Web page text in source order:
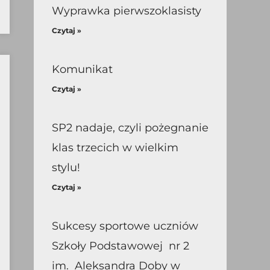
Wyprawka pierwszoklasisty
Czytaj »
Komunikat
Czytaj »
SP2 nadaje, czyli pożegnanie
klas trzecich w wielkim
stylu!
Czytaj »
Sukcesy sportowe uczniów
Szkoły Podstawowej nr 2
im. Aleksandra Doby w